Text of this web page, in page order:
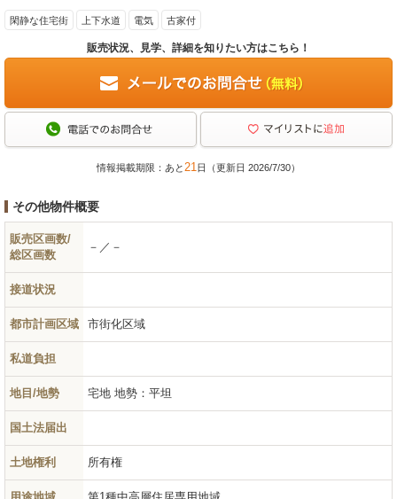
閑静な住宅街 上下水道 電気 古家付
販売状況、見学、詳細を知りたい方はこちら！
情報掲載期限：あと21日（更新日 2026/7/30）
その他物件概要
販売区画数/
総区画数
－／－
接道状況
都市計画区域 市街化区域
私道負担
地目/地勢 宅地 地勢：平坦
国土法届出
土地権利 所有権